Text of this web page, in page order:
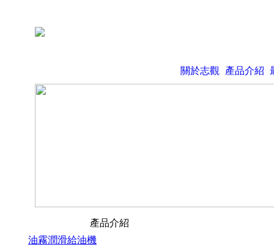
關於志觀 產品介紹
產品介紹
油霧潤滑給油機